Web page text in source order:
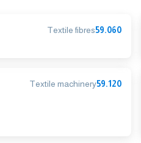
59.060
Textile fibres
59.120
Textile machinery